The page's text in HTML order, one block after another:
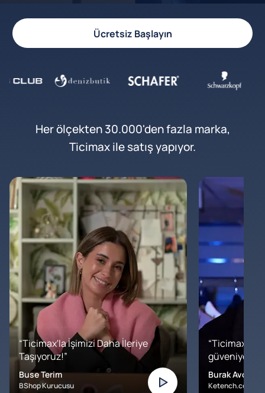
Ücretsiz Başlayın
Her ölçekten 30.000'den fazla marka,
Ticimax ile satış yapıyor.
“Ticimax'la İşimizi Daha İleriye
Taşıyoruz!”
Buse Terim
BShop Kurucusu
“Ticimax'a
Burak Avcılar
Ketench.com –